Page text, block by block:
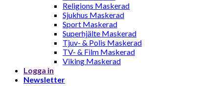
Religions Maskerad
Sjukhus Maskerad
Sport Maskerad
Superhjälte Maskerad
Tjuv- & Polis Maskerad
TV- & Film Maskerad
Viking Maskerad
Logga in
Newsletter